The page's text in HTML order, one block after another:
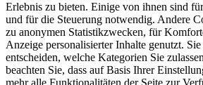
Erlebnis zu bieten. Einige von ihnen sind
und für die Steuerung notwendig. Andere
zu anonymen Statistikzwecken, für
Anzeige personalisierter Inhalte genutzt.
entscheiden, welche Kategorien Sie
beachten Sie, dass auf Basis Ihrer
mehr alle Funktionalitäten der Seite zur